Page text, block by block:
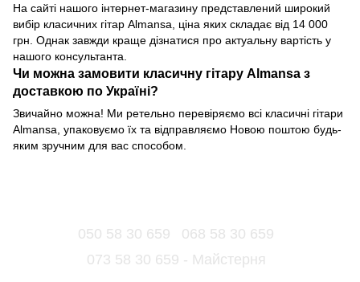
На сайті нашого інтернет-магазину представлений широкий
вибір класичних гітар Almansa, ціна яких складає від 14 000
грн. Однак завжди краще дізнатися про актуальну вартість у
нашого консультанта.
Чи можна замовити класичну гітару Almansa з
доставкою по Україні?
Звичайно можна! Ми ретельно перевіряємо всі класичні гітари
Almansa, упаковуємо їх та відправляємо Новою поштою будь-
яким зручним для вас способом.
050 58 30 659
068 58 30 659
073 58 30 659 - Майстерня